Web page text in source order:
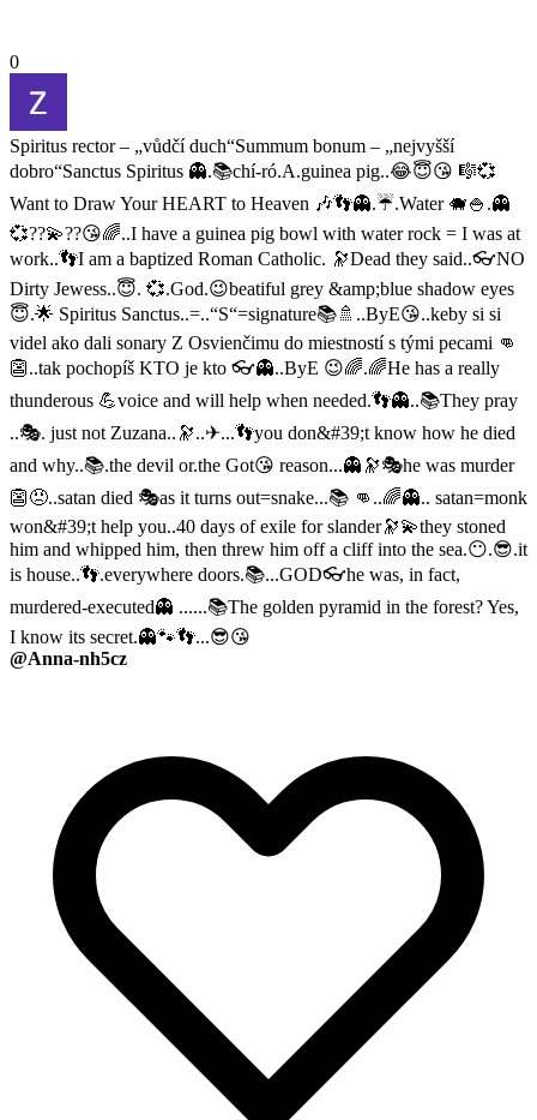
0
Spiritus rector – „vůdčí duch“Summum bonum – „nejvyšší
dobro“Sanctus Spiritus 👻.📚chí-ró.A.guinea pig..😂😇😘 🎼💞
Want to Draw Your HEART to Heaven 🎶👣👻.☔.Water 🐗🍚.👻
💞??💫??😘🌈..I have a guinea pig bowl with water rock = I was at
work..👣I am a baptized Roman Catholic. 🔭Dead they said..👓NO
Dirty Jewess..😇. 💞.God.😉beatiful grey &amp;blue shadow eyes
😇.🌟 Spiritus Sanctus..=..“S“=signature📚🚿..ByE😘..keby si si
videl ako dali sonary Z Osvienčimu do miestností s tými pecami 👊
👺..tak pochopíš KTO je kto 👓👻..ByE 😉🌈.🌈He has a really
thunderous 💪voice and will help when needed.👣👻..📚They pray
..🎭. just not Zuzana..🔭..✈...👣you don&#39;t know how he died
and why..📚.the devil or.the Got😘 reason...👻🔭🎭he was murder
👺😠..satan died 🎭as it turns out=snake...📚 👊..🌈👻.. satan=monk
won&#39;t help you..40 days of exile for slander🔭💫they stoned
him and whipped him, then threw him off a cliff into the sea.😶.😎.it
is house..👣.everywhere doors.📚...GOD👓he was, in fact,
murdered-executed👻 ......📚The golden pyramid in the forest? Yes,
I know its secret.👻🐾👣...😎😘
@Anna-nh5cz